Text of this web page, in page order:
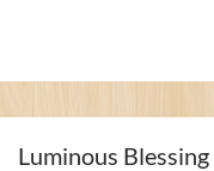
Luminous